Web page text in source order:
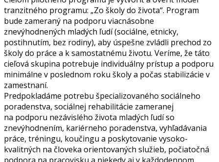
tranzitného programu: „Zo školy do života“. Program
bude zameraný na podporu viacnásobne
znevýhodnených mladých ľudí (sociálne, etnicky,
postihnutím, bez rodiny), aby úspešne zvládli prechod zo
školy do práce a k samostatnému životu. Veríme, že táto
cieľová skupina potrebuje individuálny prístup a podporu
minimálne v poslednom roku školy a počas stabilizácie v
zamestnaní.
Predpokladáme potrebu špecializovaného sociálneho
poradenstva, sociálnej rehabilitácie zameranej
na podporu nezávislého života mladých ľudí so
znevýhodnením, kariérneho poradenstva, vyhľadávania
práce, tréningu, koučingu a poskytovanie vysoko-
kvalitných na človeka orientovaných služieb, počiatočná